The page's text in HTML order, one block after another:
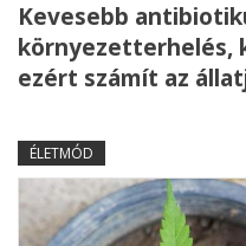
Kevesebb
környezetterhelés,
ezért számít az
ÉLETMÓD